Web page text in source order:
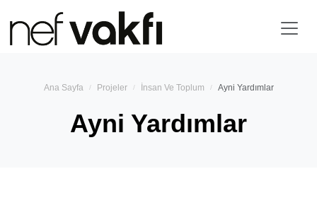
Ana Sayfa Projeler İnsan Ve Toplum Ayni Yardımlar
Ayni Yardımlar